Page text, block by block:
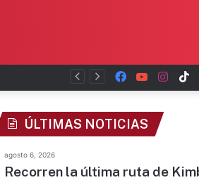
YouTube
Facebook
ÚLTIMAS NOTICIAS
agosto 6, 2026
Recorren la última ruta de